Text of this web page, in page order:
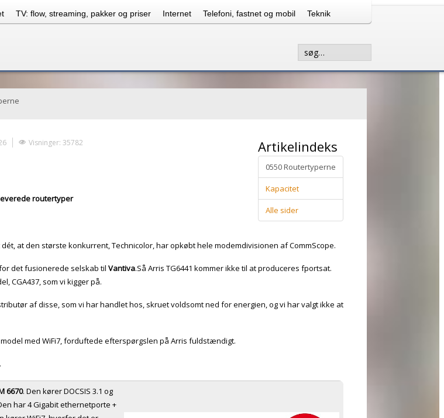
TV: flow, streaming, pakker og priser Internet Telefoni, fastnet og mobil Teknik
Søg...
Visninger: 35782 Artikelindeks
0550 Routertyperne
Kapacitet
Alle sider
routertyper
at den største konkurrent, Technicolor, har opkøbt hele modemdivisionen af CommScope.
det fusionerede selskab til Vantiva.Så Arris TG6441 kommer ikke til at produceres fportsat.
CGA437, som vi kigger på.
af disse, som vi har handlet hos, skruet voldsomt ned for energien, og vi har valgt ikke at
med WiFi7, forduftede efterspørgslen på Arris fuldstændigt.
6670. Den kører DOCSIS 3.1 og
har 4 Gigabit ethernetporte +